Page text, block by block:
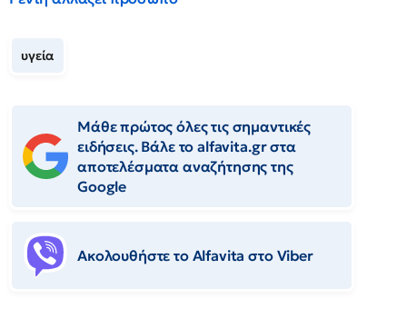
υγεία
Μάθε πρώτος όλες τις σημαντικές
ειδήσεις. Βάλε το alfavita.gr στα
αποτελέσματα αναζήτησης της
Google
Ακολουθήστε το Αlfavita στο Viber